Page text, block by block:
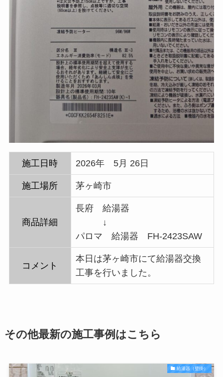
施工日時 2026年 5月 26日
施工場所 茅ヶ崎市
商品詳細
長府 給湯器
↓
パロマ 給湯器 FH-2423SAW
コメント
本日は茅ヶ崎市にて給湯器交換
工事を行いました。
その他最新の施工事例はこちら
給湯器（壁掛）